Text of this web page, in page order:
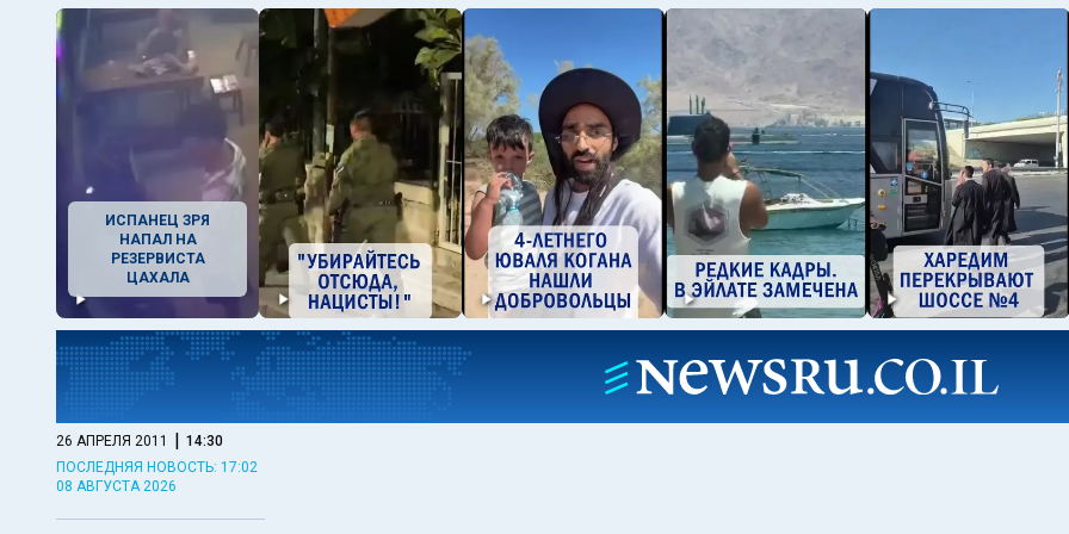
ИСПАНЕЦ ЗРЯ
НАПАЛ НА
РЕЗЕРВИСТА
ЦАХАЛА
26 АПРЕЛЯ 2011 | 14:30
ПОСЛЕДНЯЯ НОВОСТЬ: 17:02
08 АВГУСТА 2026